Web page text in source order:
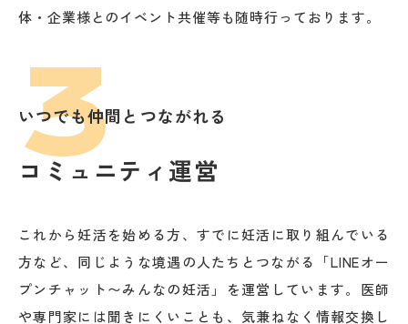
体・企業様とのイベント共催等も随時行っております。
3
いつでも仲間とつながれる
コミュニティ運営
これから妊活を始める方、すでに妊活に取り組んでいる
方など、同じような境遇の人たちとつながる「LINEオー
プンチャット〜みんなの妊活」を運営しています。医師
や専門家には聞きにくいことも、気兼ねなく情報交換し